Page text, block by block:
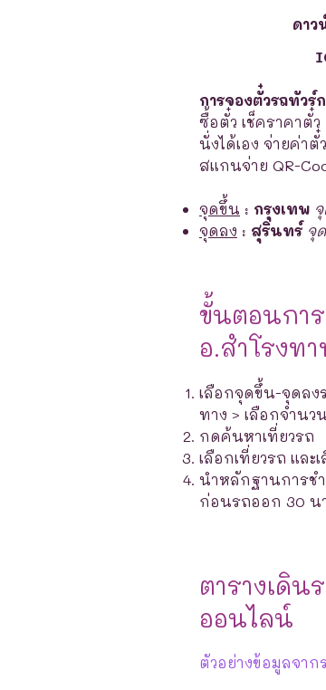
ดาว
การจองตั๋วรถทัว
ซื้อตั๋ว เช็คราคาตั๋
นั่งได้เอง จ่ายค่า
สแกนจ่าย QR-
จุดขึ้น : กรุงเทพ
จุดลง : สุรินทร์ จุ
ขั้นตอนกา
อ.สำโรงทา
เลือกจุดขึ้น-จุดลง
ทาง > เลือกจำนว
กดค้นหาเที่ยวรถ
เลือกเที่ยวรถ และ
นำหลักฐานการชำ
ก่อนรถออก 30 น
ตารางเดิน
ออนไลน์
ตัวอย่างข้อมูลจา